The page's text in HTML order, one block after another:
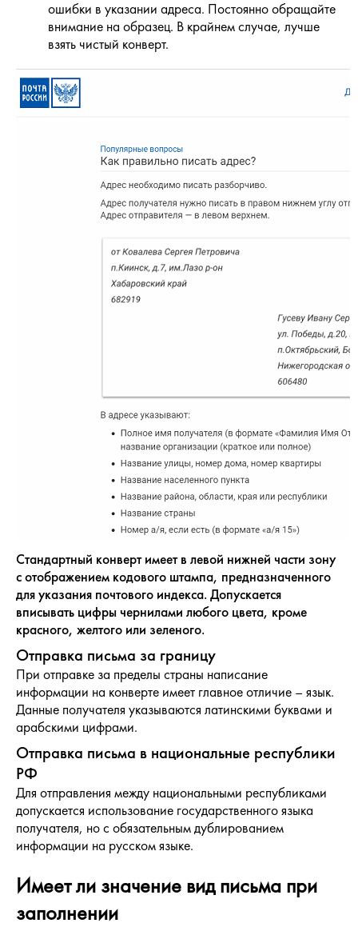
ошибки в указании адреса. Постоянно обращайте
внимание на образец. В крайнем случае, лучше
взять чистый конверт.
Стандартный конверт имеет в левой нижней части зону
с отображением кодового штампа, предназначенного
для указания почтового индекса. Допускается
вписывать цифры чернилами любого цвета, кроме
красного, желтого или зеленого.
Отправка письма за границу
При отправке за пределы страны написание
информации на конверте имеет главное отличие – язык.
Данные получателя указываются латинскими буквами и
арабскими цифрами.
Отправка письма в национальные республики
РФ
Для отправления между национальными республиками
допускается использование государственного языка
получателя, но с обязательным дублированием
информации на русском языке.
Имеет ли значение вид письма при
заполнении